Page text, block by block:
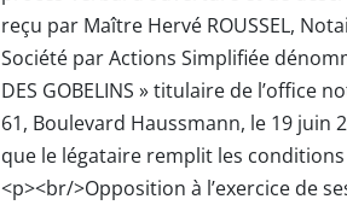
reçu par Maître Hervé ROUSSEL,
Société par Actions Simplifiée
DES GOBELINS » titulaire de l’office
61, Boulevard Haussmann, le 19 juin
que le légataire remplit les
<p><br/>Opposition à l’exercice de